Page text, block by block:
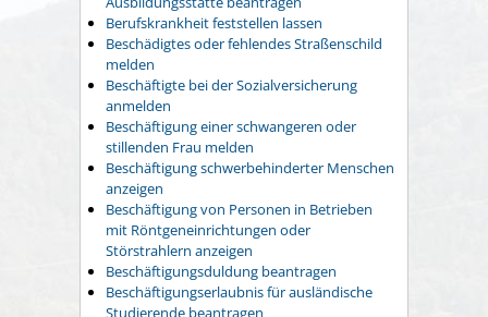
Berufskrankheit feststellen lassen
Beschädigtes oder fehlendes Straßenschild
melden
Beschäftigte bei der Sozialversicherung
anmelden
Beschäftigung einer schwangeren oder
stillenden Frau melden
Beschäftigung schwerbehinderter Menschen
anzeigen
Beschäftigung von Personen in Betrieben
mit Röntgeneinrichtungen oder
Störstrahlern anzeigen
Beschäftigungsduldung beantragen
Beschäftigungserlaubnis für ausländische
Studierende beantragen